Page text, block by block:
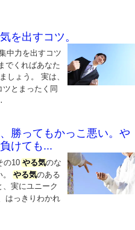
を出すコツ。
中力を出すコツ
でくればあなた
しょう。 実は、
ツとまったく同
勝ってもかっこ悪い。や
けても...
の10 やる気のな
やる気のある
実にユニーク
はっきりわかれ